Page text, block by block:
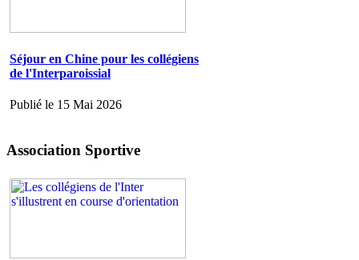
Séjour en Chine pour les collégiens
de l'Interparoissial
Publié le 15 Mai 2026
Association Sportive